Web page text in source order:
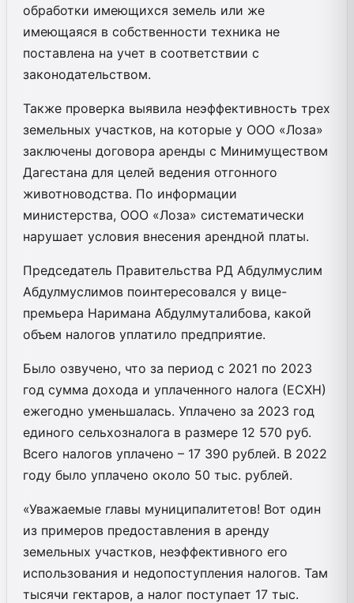
обработки имеющихся земель или же
имеющаяся в собственности техника не
поставлена на учет в соответствии с
законодательством.
Также проверка выявила неэффективность трех
земельных участков, на которые у ООО «Лоза»
заключены договора аренды с Минимуществом
Дагестана для целей ведения отгонного
животноводства. По информации
министерства, ООО «Лоза» систематически
нарушает условия внесения арендной платы.
Председатель Правительства РД Абдулмуслим
Абдулмуслимов поинтересовался у вице-
премьера Наримана Абдулмуталибова, какой
объем налогов уплатило предприятие.
Было озвучено, что за период с 2021 по 2023
год сумма дохода и уплаченного налога (ЕСХН)
ежегодно уменьшалась. Уплачено за 2023 год
единого сельхозналога в размере 12 570 руб.
Всего налогов уплачено – 17 390 рублей. В 2022
году было уплачено около 50 тыс. рублей.
«Уважаемые главы муниципалитетов! Вот один
из примеров предоставления в аренду
земельных участков, неэффективного его
использования и недопоступления налогов. Там
тысячи гектаров, а налог поступает 17 тыс.